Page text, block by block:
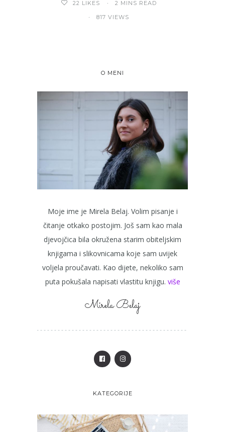
22 LIKES 2 MINS READ
817 VIEWS
O MENI
Moje ime je Mirela Belaj. Volim pisanje i
čitanje otkako postojim. Još sam kao mala
djevojčica bila okružena starim obiteljskim
knjigama i slikovnicama koje sam uvijek
voljela proučavati. Kao dijete, nekoliko sam
puta pokušala napisati vlastitu knjigu. više
Mirela Belaj
KATEGORIJE